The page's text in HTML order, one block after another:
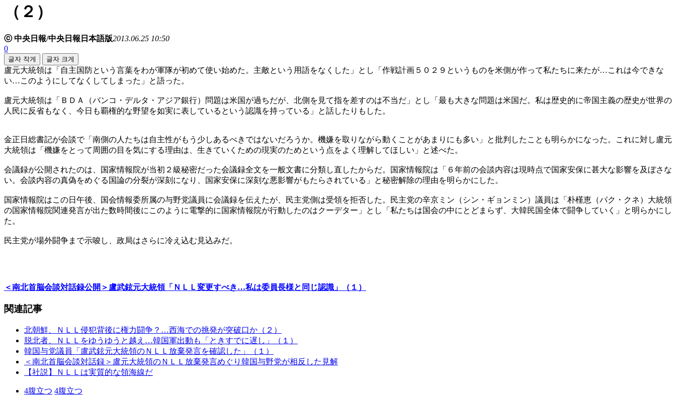
（２）
ⓒ 中央日報/中央日報日本語版2013.06.25 10:50
0
글자 작게 글자 크게
盧元大統領は「自主国防という言葉をわが軍隊が初めて使い始めた。主敵という用語をなくした」とし「作戦計画５０２９というものを米側が作って私たちに来たが…これは今できな
い…このようにしてなくしてしまった」と語った。
盧元大統領は「ＢＤＡ（バンコ・デルタ・アジア銀行）問題は米国が過ちだが、北側を見て指を差すのは不当だ」とし「最も大きな問題は米国だ。私は歴史的に帝国主義の歴史が世界の
人民に反省もなく、今日も覇権的な野望を如実に表しているという認識を持っている」と話したりもした。
金正日総書記が会談で「南側の人たちは自主性がもう少しあるべきではないだろうか。機嫌を取りながら動くことがあまりにも多い」と批判したことも明らかになった。これに対し盧元
大統領は「機嫌をとって周囲の目を気にする理由は、生きていくための現実のためという点をよく理解してほしい」と述べた。
会議録が公開されたのは、国家情報院が当初２級秘密だった会議録全文を一般文書に分類し直したからだ。国家情報院は「６年前の会談内容は現時点で国家安保に甚大な影響を及ぼさな
い。会談内容の真偽をめぐる国論の分裂が深刻になり、国家安保に深刻な悪影響がもたらされている」と秘密解除の理由を明らかにした。
国家情報院はこの日午後、国会情報委所属の与野党議員に会議録を伝えたが、民主党側は受領を拒否した。民主党の辛京ミン（シン・ギョンミン）議員は「朴槿恵（パク・クネ）大統領
の国家情報院関連発言が出た数時間後にこのように電撃的に国家情報院が行動したのはクーデター」とし「私たちは国会の中にとどまらず、大韓民国全体で闘争していく」と明らかにし
た。
民主党が場外闘争まで示唆し、政局はさらに冷え込む見込みだ。
＜南北首脳会談対話録公開＞盧武鉉元大統領「ＮＬＬ変更すべき…私は委員長様と同じ認識」（１）
関連記事
北朝鮮、ＮＬＬ侵犯背後に権力闘争？…西海での挑発が突破口か（２）
脱北者、ＮＬＬをゆうゆうと越え…韓国軍出動も「ときすでに遅し」（１）
韓国与党議員「盧武鉉元大統領のＮＬＬ放棄発言を確認した」（１）
＜南北首脳会談対話録＞盧元大統領のＮＬＬ放棄発言めぐり韓国与野党が相反した見解
【社説】ＮＬＬは実質的な領海線だ
4腹立つ 4腹立つ